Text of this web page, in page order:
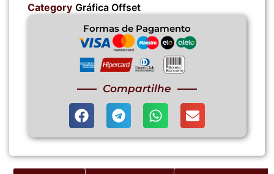
Category Gráfica Offset
Formas de Pagamento
Compartilhe